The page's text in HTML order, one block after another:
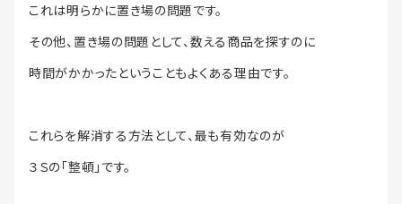
これは明らかに置き場の問題です。
その他、置き場の問題として、数える商品を探すのに
時間がかかったということもよくある理由です。
これらを解消する方法として、最も有効なのが
３Ｓの「整頓」です。